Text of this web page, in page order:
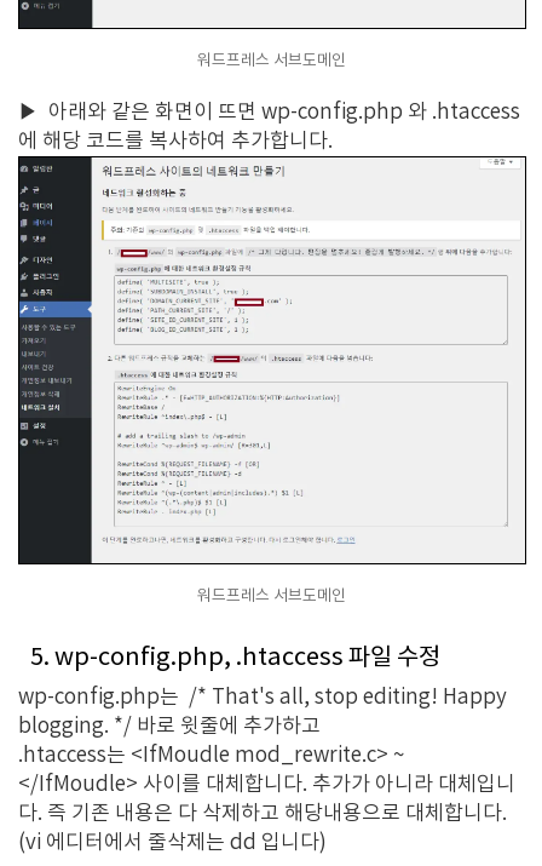
워드프레스 서브도메인
▶ 아래와 같은 화면이 뜨면 wp-config.php 와 .htaccess
에 해당 코드를 복사하여 추가합니다.
워드프레스 서브도메인
5. wp-config.php, .htaccess 파일 수정
wp-config.php는 /* That's all, stop editing! Happy
blogging. */ 바로 윗줄에 추가하고
.htaccess는 <IfMoudle mod_rewrite.c> ~
</IfMoudle> 사이를 대체합니다. 추가가 아니라 대체입니
다. 즉 기존 내용은 다 삭제하고 해당내용으로 대체합니다.
(vi 에디터에서 줄삭제는 dd 입니다)